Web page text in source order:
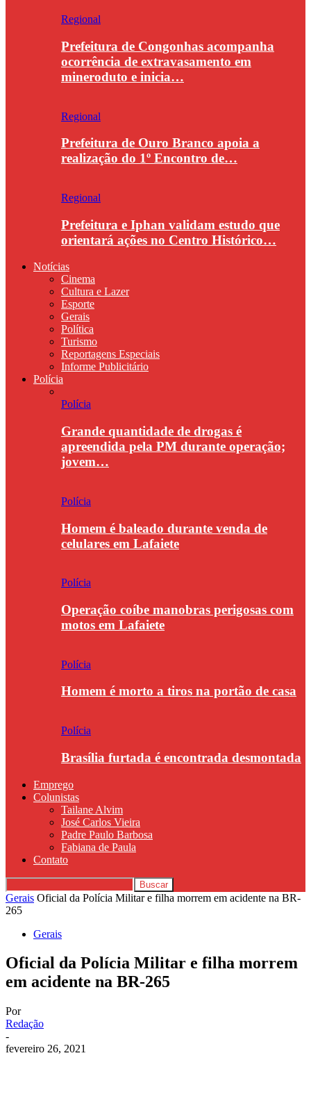
Regional
Prefeitura de Congonhas acompanha
ocorrência de extravasamento em
mineroduto e inicia…
Regional
Prefeitura de Ouro Branco apoia a
realização do 1º Encontro de…
Regional
Prefeitura e Iphan validam estudo que
orientará ações no Centro Histórico…
Notícias
Cinema
Cultura e Lazer
Esporte
Gerais
Política
Turismo
Reportagens Especiais
Informe Publicitário
Polícia
Polícia
Grande quantidade de drogas é
apreendida pela PM durante operação;
jovem…
Polícia
Homem é baleado durante venda de
celulares em Lafaiete
Polícia
Operação coíbe manobras perigosas com
motos em Lafaiete
Polícia
Homem é morto a tiros na portão de casa
Polícia
Brasília furtada é encontrada desmontada
Emprego
Colunistas
Tailane Alvim
José Carlos Vieira
Padre Paulo Barbosa
Fabiana de Paula
Contato
Gerais Oficial da Polícia Militar e filha morrem em acidente na BR-
265
Gerais
Oficial da Polícia Militar e filha morrem
em acidente na BR-265
Por
Redação
-
fevereiro 26, 2021